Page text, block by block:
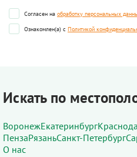
Согласен на обработку персональных
Ознакомлен(а) с Политикой
Искать по
ВоронежЕкатеринбург
ПензаРязаньСанкт-Петербург
О нас